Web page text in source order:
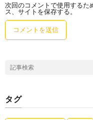
次回のコメントで使用するた
ス、サイトを保存する。
タグ